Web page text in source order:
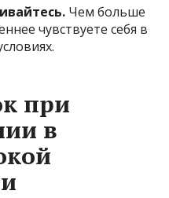
Чем больше
чувствуете себя в
при
в